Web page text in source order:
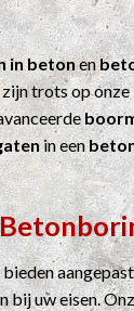
in betonen
trots op onze
in een
bij uw eisen.